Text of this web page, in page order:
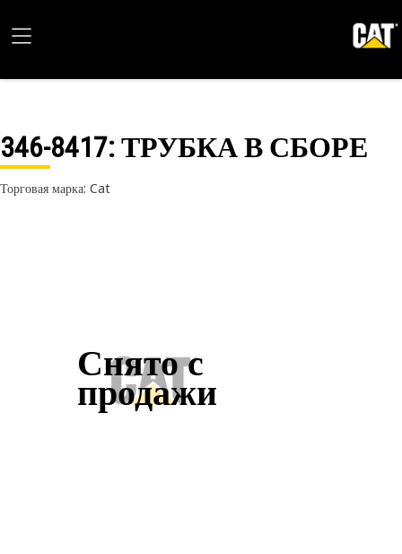
346-8417: ТРУБКА В СБОРЕ
Торговая марка: Cat
Снято с
продажи